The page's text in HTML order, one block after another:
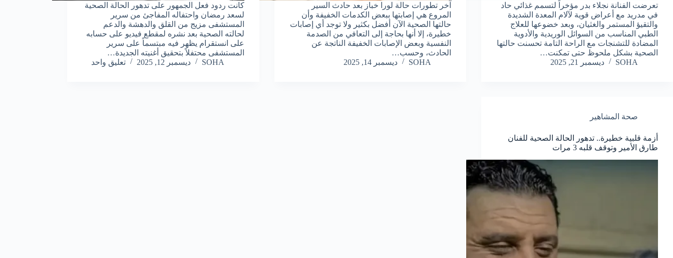
تعرضت الفنانة نجلاء بدر مؤخراً لتسمم غذائي حاد
في مدريد مع أعراض قوية لآلام المعدة الشديدة
والتقيؤ المستمر والغثيان، وبعد خضوعها للعلاج
الطبي المناسب من السوائل الوريدية والأدوية
المضادة للتشنجات مع الراحة التامة تحسنت حالتها
الصحية بشكل ملحوظ حتى تمكنت…
SOHA
ديسمبر 21, 2025
آخر تطورات حالة لورا خباز بعد حادث السير
المروع هي إصابتها ببعض الكدمات الخفيفة وأن
حالتها الصحية الآن أفضل بكثير ولا توجد أي إصابات
خطيرة، إلا أنها بحاجة إلى التعافي من الصدمة
النفسية وبعض الإصابات الخفيفة الناتجة عن
الحادث، وحسب…
SOHA
ديسمبر 14, 2025
كانت ردود فعل الجمهور على تدهور الحالة الصحية
لسعد رمضان واحتفاله المفاجئ من سرير
المستشفى مزيج من القلق والدهشة والدعم
لحالته الصحية بعد نشره لمقطع فيديو على حسابه
على انستقرام يظهر فيه مبتسماً على سرير
المستشفى محتفلاً بتحقيق أغنيته الجديدة…
SOHA
ديسمبر 12, 2025 تعليق واحد
صحة المشاهير
أزمة قلبية خطيرة.. تدهور الحالة الصحية للفنان
طارق الأمير وتوقف قلبه 3 مرات